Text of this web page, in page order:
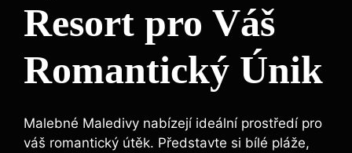
Resort pro Váš
Romantický Únik
Malebné Maledivy nabízejí ideální prostředí pro
váš romantický útěk. Představte si bílé pláže,